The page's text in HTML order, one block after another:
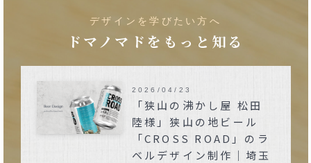
デザインを学びたい方へ
ドマノマドをもっと知る
「狭山の沸かし屋 松田
陸様」狭山の地ビール
「CROSS ROAD」のラ
ベルデザイン制作｜埼玉
2026/04/23